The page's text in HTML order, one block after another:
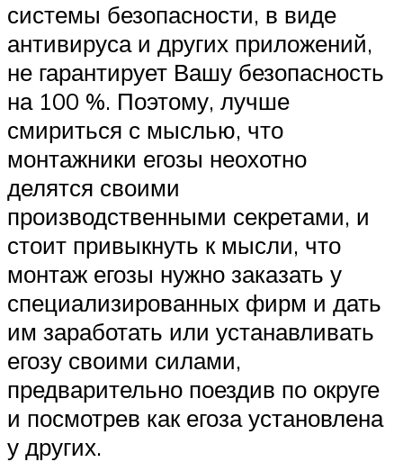
системы безопасности, в виде
антивируса и других приложений,
не гарантирует Вашу безопасность
на 100 %. Поэтому, лучше
смириться с мыслью, что
монтажники егозы неохотно
делятся своими
производственными секретами, и
стоит привыкнуть к мысли, что
монтаж егозы нужно заказать у
специализированных фирм и дать
им заработать или устанавливать
егозу своими силами,
предварительно поездив по округе
и посмотрев как егоза установлена
у других.